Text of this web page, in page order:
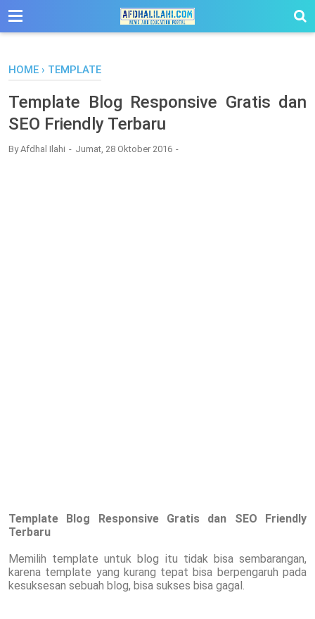
-->
HOME › TEMPLATE
Template Blog Responsive Gratis dan
SEO Friendly Terbaru
ByAfdhal Ilahi Jumat, 28 Oktober 2016
Template Blog Responsive Gratis dan SEO Friendly
Terbaru
Memilih template untuk blog itu tidak bisa sembarangan,
karena template yang kurang tepat bisa berpengaruh pada
kesuksesan sebuah blog, bisa sukses bisa gagal.